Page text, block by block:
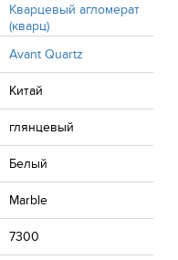
Кварцевый агломерат
(кварц)
Avant Quartz
Китай
глянцевый
Белый
Marble
7300